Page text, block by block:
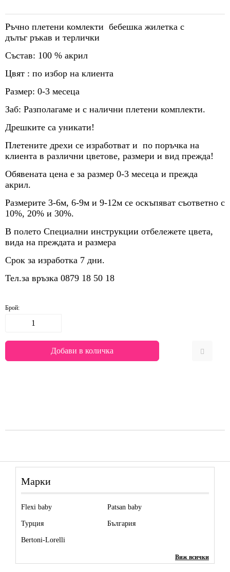
Ръчно плетени комлекти бебешка жилетка с
дълъг ръкав и терлички
Състав: 100 % акрил
Цвят : по избор на клиента
Размер: 0-3 месеца
Заб: Разполагаме и с налични плетени комплекти.
Дрешките са уникати!
Плетените дрехи се изработват и по поръчка на
клиента в различни цветове, размери и вид прежда!
Обявенaта цена е за размер 0-3 месеца и прежда
акрил.
Размерите 3-6м, 6-9м и 9-12м се оскъпяват съответно с
10%, 20% и 30%.
В полето Специални инструкции отбележете цвета,
вида на преждата и размера
Срок за изработка 7 дни.
Тел.за връзка 0879 18 50 18
Брой:
Марки
Flexi baby Patsan baby
Турция България
Bertoni-Lorelli
Виж всички